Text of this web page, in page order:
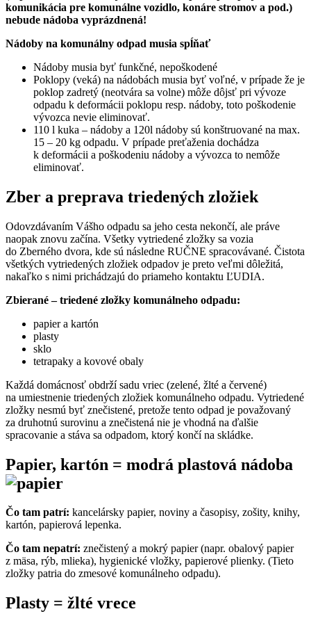
komunikácia pre komunálne vozidlo, konáre stromov a pod.)
nebude nádoba vyprázdnená!
Nádoby na komunálny odpad musia spĺňať
Nádoby musia byť funkčné, nepoškodené
Poklopy (veká) na nádobách musia byť voľné, v prípade že je
poklop zadretý (neotvára sa volne) môže dôjsť pri vývoze
odpadu k deformácii poklopu resp. nádoby, toto poškodenie
vývozca nevie eliminovať.
110 l kuka – nádoby a 120l nádoby sú konštruované na max.
15 – 20 kg odpadu. V prípade preťaženia dochádza
k deformácii a poškodeniu nádoby a vývozca to nemôže
eliminovať.
Zber a preprava triedených zložiek
Odovzdávaním Vášho odpadu sa jeho cesta nekončí, ale práve
naopak znovu začína. Všetky vytriedené zložky sa vozia
do Zberného dvora, kde sú následne RUČNE spracovávané. Čistota
všetkých vytriedených zložiek odpadov je preto veľmi dôležitá,
nakaľko s nimi prichádzajú do priameho kontaktu ĽUDIA.
Zbierané – triedené zložky komunálneho odpadu:
papier a kartón
plasty
sklo
tetrapaky a kovové obaly
Každá domácnosť obdrží sadu vriec (zelené, žlté a červené)
na umiestnenie triedených zložiek komunálneho odpadu. Vytriedené
zložky nesmú byť znečistené, pretože tento odpad je považovaný
za druhotnú surovinu a znečistená nie je vhodná na ďalšie
spracovanie a stáva sa odpadom, ktorý končí na skládke.
Papier, kartón = modrá plastová nádoba
Čo tam patrí: kancelársky papier, noviny a časopisy, zošity, knihy,
kartón, papierová lepenka.
Čo tam nepatrí: znečistený a mokrý papier (napr. obalový papier
z mäsa, rýb, mlieka), hygienické vložky, papierové plienky. (Tieto
zložky patria do zmesové komunálneho odpadu).
Plasty = žlté vrece